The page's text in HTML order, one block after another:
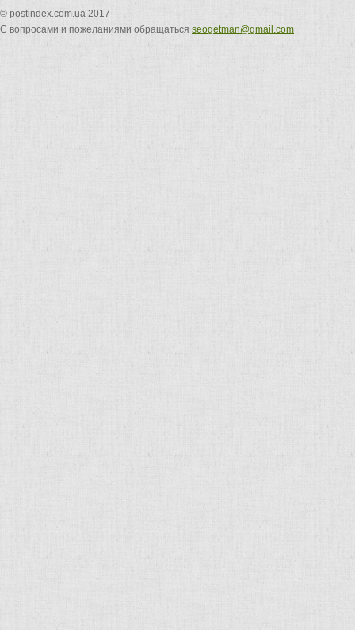
© postindex.com.ua 2017
С вопросами и пожеланиями обращаться seogetman@gmail.com